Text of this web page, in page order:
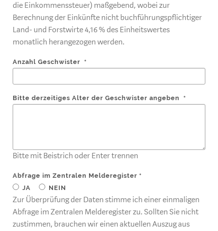
die Einkommenssteuer) maßgebend, wobei zur
Berechnung der Einkünfte nicht buchführungspflichtiger
Land- und Forstwirte 4,16 % des Einheitswertes
monatlich herangezogen werden.
Anzahl Geschwister*
Bitte derzeitiges Alter der Geschwister angeben*
Bitte mit Beistrich oder Enter trennen
Abfrage im Zentralen Melderegister*
JA NEIN
Zur Überprüfung der Daten stimme ich einer einmaligen
Abfrage im Zentralen Melderegister zu. Sollten Sie nicht
zustimmen, brauchen wir einen aktuellen Auszug aus